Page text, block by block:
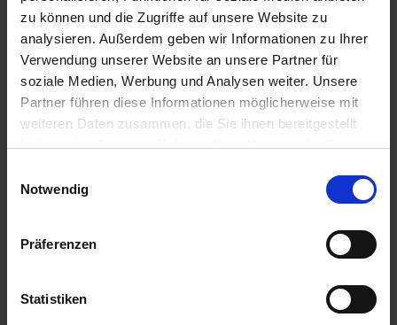
zu können und die Zugriffe auf unsere Website zu
analysieren. Außerdem geben wir Informationen zu Ihrer
Verwendung unserer Website an unsere Partner für
soziale Medien, Werbung und Analysen weiter. Unsere
Partner führen diese Informationen möglicherweise mit
weiteren Daten zusammen, die Sie ihnen bereitgestellt
haben oder die sie im Rahmen Ihrer Nutzung der Dienste
Notwendig
Präferenzen
Statistiken